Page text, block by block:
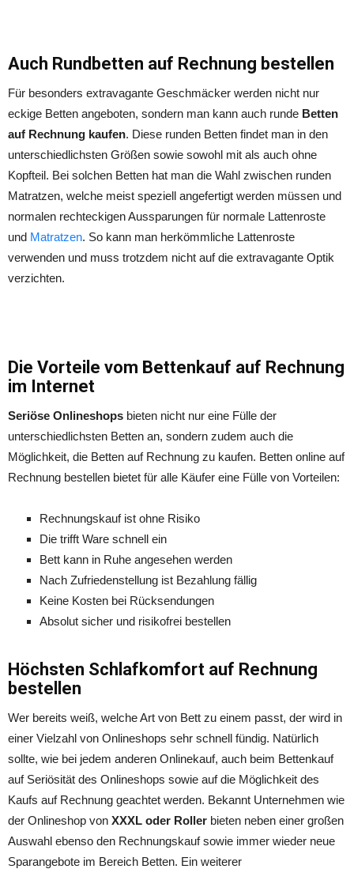
Auch Rundbetten auf Rechnung bestellen
Für besonders extravagante Geschmäcker werden nicht nur
eckige Betten angeboten, sondern man kann auch runde Betten
auf Rechnung kaufen. Diese runden Betten findet man in den
unterschiedlichsten Größen sowie sowohl mit als auch ohne
Kopfteil. Bei solchen Betten hat man die Wahl zwischen runden
Matratzen, welche meist speziell angefertigt werden müssen und
normalen rechteckigen Aussparungen für normale Lattenroste
und Matratzen. So kann man herkömmliche Lattenroste
verwenden und muss trotzdem nicht auf die extravagante Optik
verzichten.
Die Vorteile vom Bettenkauf auf Rechnung
im Internet
Seriöse Onlineshops bieten nicht nur eine Fülle der
unterschiedlichsten Betten an, sondern zudem auch die
Möglichkeit, die Betten auf Rechnung zu kaufen. Betten online auf
Rechnung bestellen bietet für alle Käufer eine Fülle von Vorteilen:
Rechnungskauf ist ohne Risiko
Die trifft Ware schnell ein
Bett kann in Ruhe angesehen werden
Nach Zufriedenstellung ist Bezahlung fällig
Keine Kosten bei Rücksendungen
Absolut sicher und risikofrei bestellen
Höchsten Schlafkomfort auf Rechnung
bestellen
Wer bereits weiß, welche Art von Bett zu einem passt, der wird in
einer Vielzahl von Onlineshops sehr schnell fündig. Natürlich
sollte, wie bei jedem anderen Onlinekauf, auch beim Bettenkauf
auf Seriösität des Onlineshops sowie auf die Möglichkeit des
Kaufs auf Rechnung geachtet werden. Bekannt Unternehmen wie
der Onlineshop von XXXL oder Roller bieten neben einer großen
Auswahl ebenso den Rechnungskauf sowie immer wieder neue
Sparangebote im Bereich Betten. Ein weiterer